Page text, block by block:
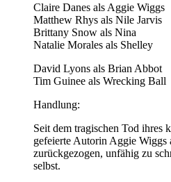
Claire Danes als Aggie Wiggs
Matthew Rhys als Nile Jarvis
Brittany Snow als Nina
Natalie Morales als Shelley
David Lyons als Brian Abbot
Tim Guinee als Wrecking Ball
Handlung:
Seit dem tragischen Tod ihres
gefeierte Autorin Aggie Wiggs
zurückgezogen, unfähig zu
selbst.